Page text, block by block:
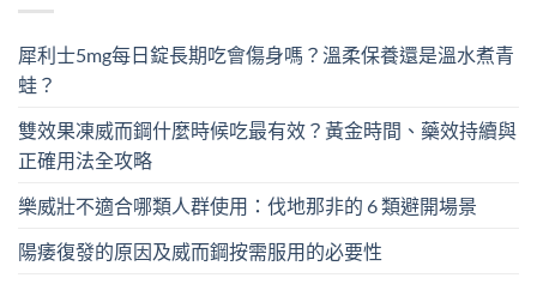
犀利士5mg每日錠長期吃會傷身嗎？溫柔保養還是溫水煮青
蛙？
雙效果凍威而鋼什麼時候吃最有效？黃金時間、藥效持續與
正確用法全攻略
樂威壯不適合哪類人群使用：伐地那非的 6 類避開場景
陽痿復發的原因及威而鋼按需服用的必要性